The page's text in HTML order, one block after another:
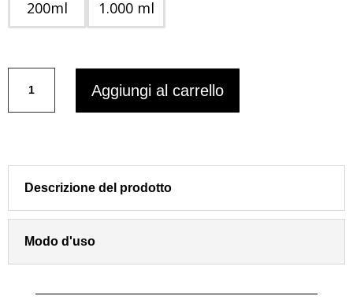
era:
€18,60.
è:
€15,25.
200ml 1.000 ml
LIFE
PURA
capelli
ricci
e
illuminante
Aggiungi al carrello
Descrizione del prodotto
Modo d'uso